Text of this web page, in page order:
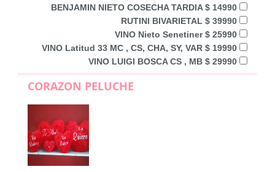
BENJAMIN NIETO COSECHA TARDIA $ 14990
RUTINI BIVARIETAL $ 39990
VINO Nieto Senetiner $ 25990
VINO Latitud 33 MC , CS, CHA, SY, VAR $ 19990
VINO LUIGI BOSCA CS , MB $ 29990
CORAZON PELUCHE